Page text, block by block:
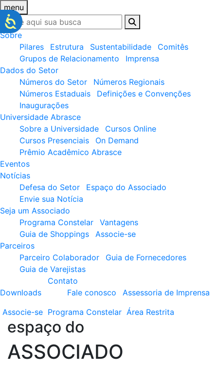
menu
Sobre
Pilares
Estrutura Sustentabilidade
Comitês
Grupos de Relacionamento
Imprensa
Dados do Setor
Números do Setor
Números Regionais
Números Estaduais
Definições e Convenções
Inaugurações
Universidade Abrasce
Sobre a Universidade
Cursos Online
Cursos Presenciais
On Demand
Prêmio Acadêmico Abrasce
Eventos
Notícias
Defesa do Setor
Espaço do Associado
Envie sua Notícia
Seja um Associado
Programa Constelar
Vantagens
Guia de Shoppings
Associe-se
Parceiros
Parceiro Colaborador
Guia de Fornecedores
Guia de Varejistas
Downloads
Contato
Fale conosco
Assessoria de Imprensa
Associe-se Programa Constelar Área Restrita
espaço do
ASSOCIADO